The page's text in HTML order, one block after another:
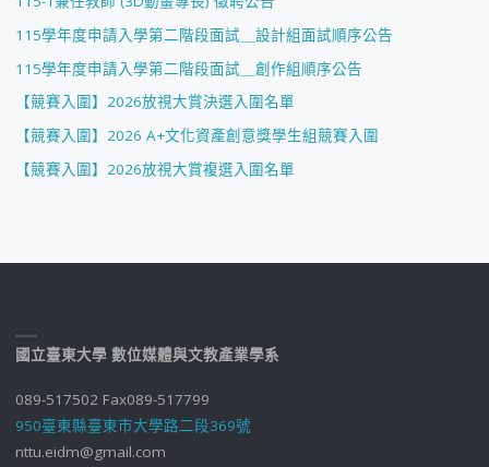
115學年度申請入學第二階段面試＿設計組面試順序公告
115學年度申請入學第二階段面試＿創作組順序公告
【競賽入圍】2026放視大賞決選入圍名單
【競賽入圍】2026 A+文化資產創意獎學生組競賽入圍
【競賽入圍】2026放視大賞複選入圍名單
國立臺東大學 數位媒體與文教產業學系
089-517502 Fax089-517799
950臺東縣臺東市大學路二段369號
nttu.eidm@gmail.com